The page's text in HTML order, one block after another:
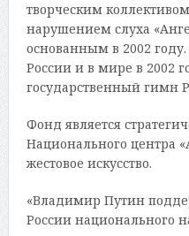
творческим
нарушением слуха
основанным в 2002
России и в мире в 2002
государственный гимн
Фонд является
Национального центра
жестовое искусство.
«Владимир Путин
России национального